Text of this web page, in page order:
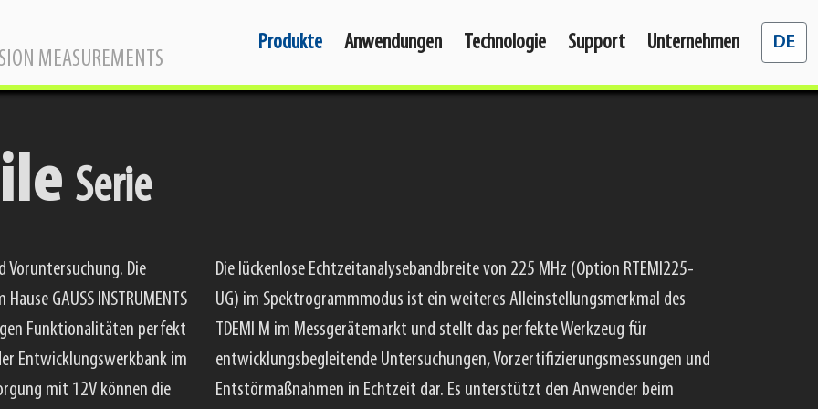
MEASUREMENTS
Produkte Anwendungen Technologie Support Unternehmen Sprache
DE
Serie
Die
GAUSS INSTRUMENTS
Funktionalitäten perfekt
Entwicklungswerkbank im
mit 12V können die
Die lückenlose Echtzeitanalysebandbreite von 225 MHz (Option RTEMI225-
UG) im Spektrogrammmodus ist ein weiteres Alleinstellungsmerkmal des
TDEMI M im Messgerätemarkt und stellt das perfekte Werkzeug für
entwicklungsbegleitende Untersuchungen, Vorzertifizierungsmessungen und
Entstörmaßnahmen in Echtzeit dar. Es unterstützt den Anwender beim